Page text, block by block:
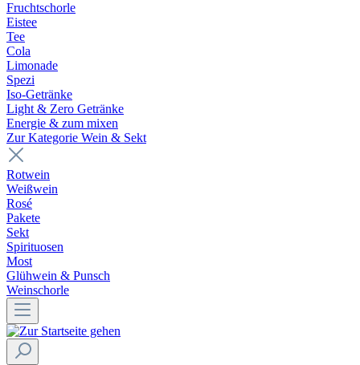
Fruchtschorle
Eistee
Tee
Cola
Limonade
Spezi
Iso-Getränke
Light & Zero Getränke
Energie & zum mixen
Zur Kategorie Wein & Sekt
Rotwein
Weißwein
Rosé
Pakete
Sekt
Spirituosen
Most
Glühwein & Punsch
Weinschorle